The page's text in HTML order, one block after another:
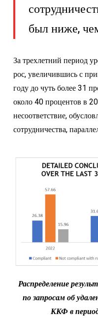
был ниже,
За трехлетний период
рос, увеличившись с
году до чуть более 31
около 40 процентов в
несоответствие,
сотрудничества,
Распределение
по запросам об
ККФ в